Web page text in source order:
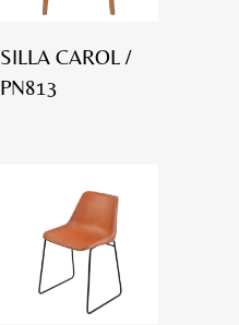
SILLA CAROL /
PN813